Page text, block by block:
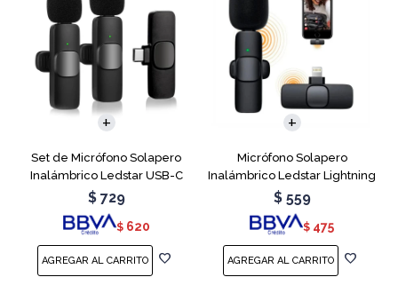
Set de Micrófono Solapero
Inalámbrico Ledstar USB-C
$ 729
$ 620
Micrófono Solapero
Inalámbrico Ledstar Lightning
$ 559
$ 475